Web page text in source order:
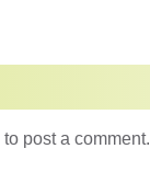
to post a comment.